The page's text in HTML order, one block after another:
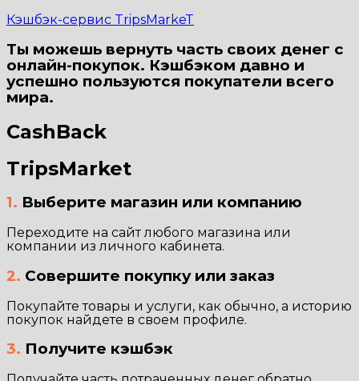
Кэшбэк-сервис TripsMarkeT
Ты можешь вернуть часть своих денег с
онлайн-покупок. Кэшбэком давно и
успешно пользуются покупатели всего
мира.
CashBack
TripsMarket
1. Выберите магазин или компанию
Переходите на сайт любого магазина или
компании из личного кабинета.
2. Совершите покупку или заказ
Покупайте товары и услуги, как обычно, а историю
покупок найдете в своем профиле.
3. Получите кэшбэк